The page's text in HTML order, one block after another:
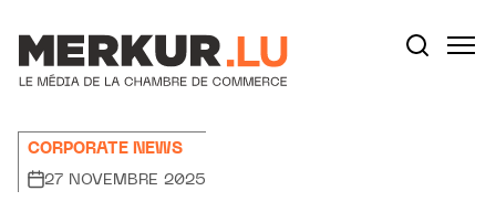
CORPORATE NEWS
27 NOVEMBRE 2025